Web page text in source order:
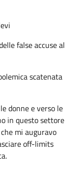
false accuse al
scatenata
donne e verso le
in questo settore
mi auguravo
off-limits